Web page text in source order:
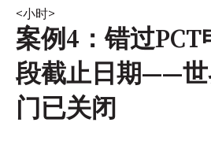
<小时>
案例4：错过
段截止日期——
门已关闭